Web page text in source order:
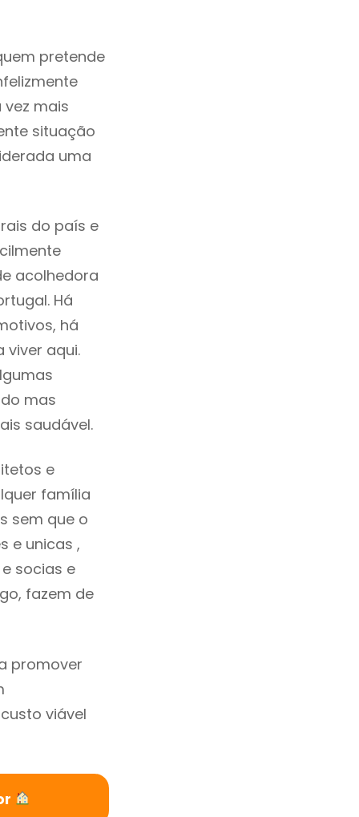
pretende
mais
situação
uma
do país e
acolhedora
Há
há
aqui.
mas
saudável.
e
família
sem que o
e unicas ,
socias e
fazem de
promover
viável